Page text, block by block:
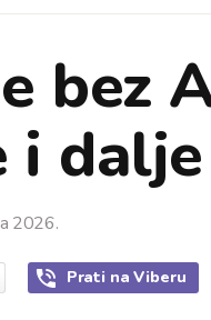
bez
i
2026.
Prati na Viberu